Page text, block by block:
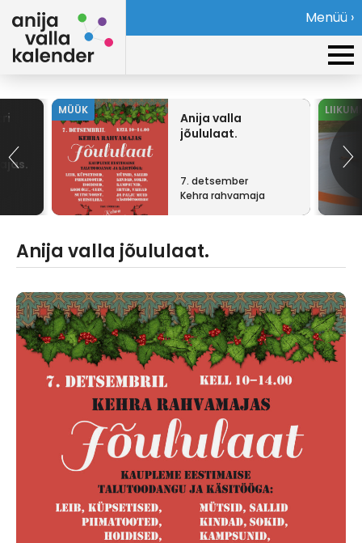
Menüü ›
MÜÜK
Anija valla
jõululaat.
7. detsember
Kehra rahvamaja
Anija valla jõululaat.